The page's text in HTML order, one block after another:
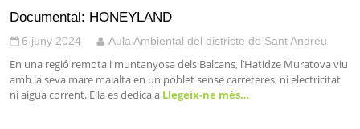
Documental: HONEYLAND
6 juny 2024 Aula Ambiental del districte de Sant Andreu
En una regió remota i muntanyosa dels Balcans, l’Hatidze Muratova viu
amb la seva mare malalta en un poblet sense carreteres, ni electricitat
ni aigua corrent. Ella es dedica a Llegeix-ne més…